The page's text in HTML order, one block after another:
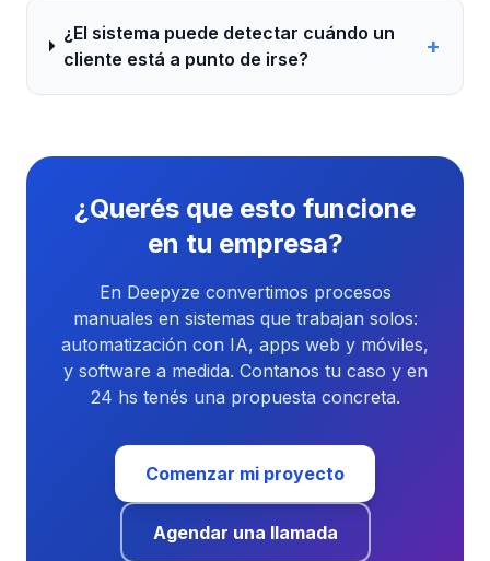
¿El sistema puede detectar cuándo un
cliente está a punto de irse?
+
¿Querés que esto funcione
en tu empresa?
En Deepyze convertimos procesos
manuales en sistemas que trabajan solos:
automatización con IA, apps web y móviles,
y software a medida. Contanos tu caso y en
24 hs tenés una propuesta concreta.
Comenzar mi proyecto
Agendar una llamada